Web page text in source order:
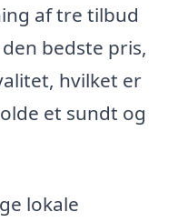
af tre tilbud
bedste pris,
hvilket er
et sundt og
lokale